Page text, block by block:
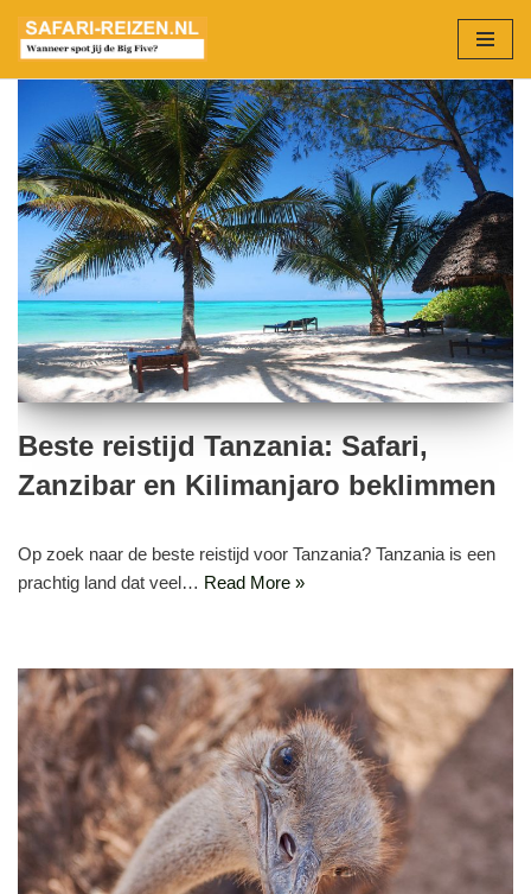
Ga
inhoud
Beste reistijd Tanzania: Safari,
Zanzibar en Kilimanjaro beklimmen
Op zoek naar de beste reistijd voor Tanzania? Tanzania is een
prachtig land dat veel… Read More »